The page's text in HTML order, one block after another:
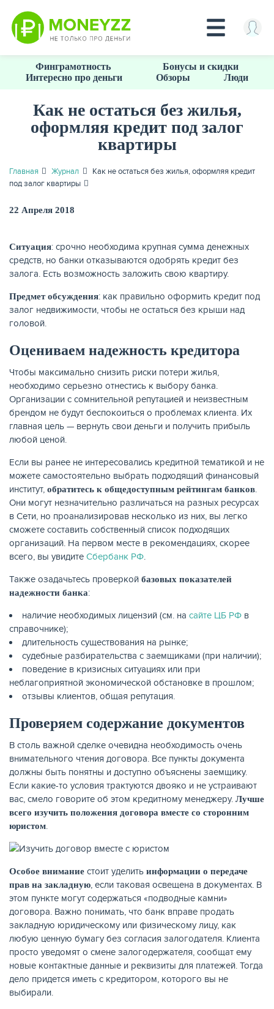
основному
содержанию
КРЕДИТЫ
КАРТЫ
ЗАЙМЫ
НАКОПЛЕНИЯ
РЕЙТИНГ БАНКОВ
Финграмотность
Бонусы и скидки
Интересно про деньги
Обзоры Люди
Как не остаться без жилья,
оформляя кредит под залог
квартиры
Главная Журнал
Как не остаться без жилья, оформляя кредит
под залог квартиры
22 Апреля 2018
Ситуация: срочно необходима крупная сумма денежных
средств, но банки отказываются одобрять кредит без
залога. Есть возможность заложить свою квартиру.
Предмет обсуждения: как правильно оформить кредит под
залог недвижимости, чтобы не остаться без крыши над
головой.
Оцениваем надежность кредитора
Чтобы максимально снизить риски потери жилья,
необходимо серьезно отнестись к выбору банка.
Организации с сомнительной репутацией и неизвестным
брендом не будут беспокоиться о проблемах клиента. Их
главная цель — вернуть свои деньги и получить прибыль
любой ценой.
Если вы ранее не интересовались кредитной тематикой и не
можете самостоятельно выбрать подходящий финансовый
институт, обратитесь к общедоступным рейтингам банков.
Они могут незначительно различаться на разных ресурсах
в Сети, но проанализировав несколько из них, вы легко
сможете составить собственный список подходящих
организаций. На первом месте в рекомендациях, скорее
всего, вы увидите Сбербанк РФ.
Также озадачьтесь проверкой базовых показателей
надежности банка:
наличие необходимых лицензий (см. на сайте ЦБ РФ в
справочнике);
длительность существования на рынке;
судебные разбирательства с заемщиками (при наличии);
поведение в кризисных ситуациях или при
неблагоприятной экономической обстановке в прошлом;
отзывы клиентов, общая репутация.
Проверяем содержание документов
В столь важной сделке очевидна необходимость очень
внимательного чтения договора. Все пункты документа
должны быть понятны и доступно объяснены заемщику.
Если какие-то условия трактуются двояко и не устраивают
вас, смело говорите об этом кредитному менеджеру. Лучше
всего изучить положения договора вместе со сторонним
юристом.
Особое внимание стоит уделить информации о передаче
прав на закладную, если таковая освещена в документах. В
этом пункте могут содержаться «подводные камни»
договора. Важно понимать, что банк вправе продать
закладную юридическому или физическому лицу, как
любую ценную бумагу без согласия залогодателя. Клиента
просто уведомят о смене залогодержателя, сообщат ему
новые контактные данные и реквизиты для платежей. Тогда
дело придется иметь с кредитором, которого вы не
выбирали.